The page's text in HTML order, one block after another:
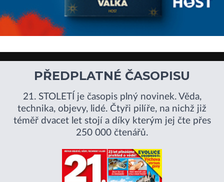
PŘEDPLATNÉ ČASOPISU
21. STOLETÍ je časopis plný novinek. Věda,
technika, objevy, lidé. Čtyři pilíře, na nichž již
téměř dvacet let stojí a díky kterým jej čte přes
250 000 čtenářů.